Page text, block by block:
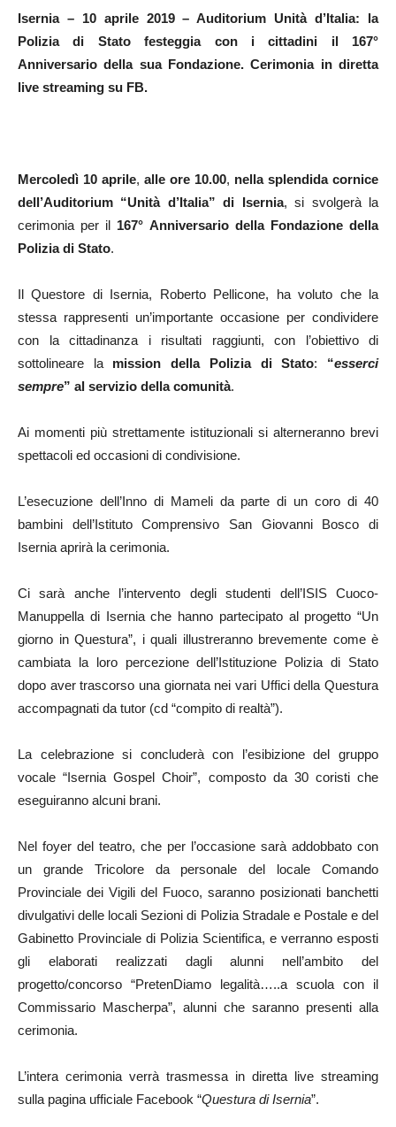
Isernia – 10 aprile 2019 – Auditorium Unità d’Italia: la
Polizia di Stato festeggia con i cittadini il 167°
Anniversario della sua Fondazione.Cerimonia in diretta
live streaming su FB.
Mercoledì 10 aprile, alle ore 10.00, nella splendida cornice
dell’Auditorium “Unità d’Italia” di Isernia, si svolgerà la
cerimonia per il 167° Anniversario della Fondazione della
Polizia di Stato.
Il Questore di Isernia, Roberto Pellicone, ha voluto che la
stessa rappresenti un’importante occasione per condividere
con la cittadinanza i risultati raggiunti, con l’obiettivo di
sottolineare la mission della Polizia di Stato: “esserci
sempre” al servizio della comunità.
Ai momenti più strettamente istituzionali si alterneranno brevi
spettacoli ed occasioni di condivisione.
L’esecuzione dell’Inno di Mameli da parte di un coro di 40
bambini dell’Istituto Comprensivo San Giovanni Bosco di
Isernia aprirà la cerimonia.
Ci sarà anche l’intervento degli studenti dell’ISIS Cuoco-
Manuppella di Isernia che hanno partecipato al progetto “Un
giorno in Questura”, i quali illustreranno brevemente come è
cambiata la loro percezione dell’Istituzione Polizia di Stato
dopo aver trascorso una giornata nei vari Uffici della Questura
accompagnati da tutor (cd “compito di realtà”).
La celebrazione si concluderà con l’esibizione del gruppo
vocale “Isernia Gospel Choir”, composto da 30 coristi che
eseguiranno alcuni brani.
Nel foyer del teatro, che per l’occasione sarà addobbato con
un grande Tricolore da personale del locale Comando
Provinciale dei Vigili del Fuoco, saranno posizionati banchetti
divulgativi delle locali Sezioni di Polizia Stradale e Postale e del
Gabinetto Provinciale di Polizia Scientifica, e verranno esposti
gli elaborati realizzati dagli alunni nell’ambito del
progetto/concorso “PretenDiamo legalità…..a scuola con il
Commissario Mascherpa”, alunni che saranno presenti alla
cerimonia.
L’intera cerimonia verrà trasmessa in diretta live streaming
sulla pagina ufficiale Facebook “Questura di Isernia”.